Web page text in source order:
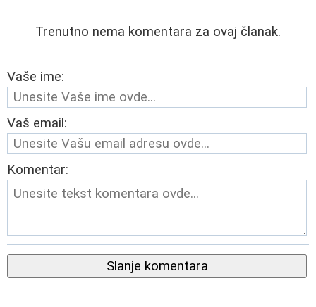
Trenutno nema komentara za ovaj članak.
Vaše ime:
Vaš email:
Komentar:
Slanje komentara